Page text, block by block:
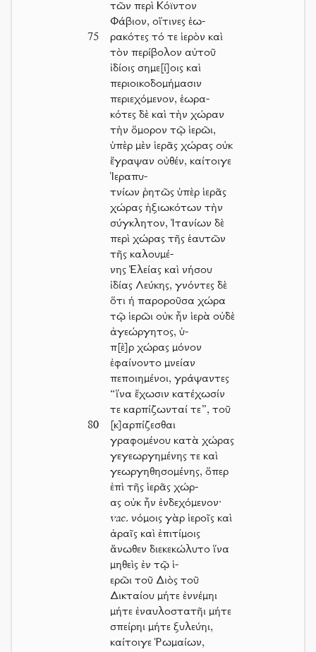
τῶν περὶ Κόϊντον
Φάβιον, οἵτινες ἑω-
75
ρακότες τό τε ἱερὸν καὶ
τὸν περίβολον αὐτοῦ
ἰδίοις σημε[ί]οις καὶ
περιοικοδομήμασιν
περιεχόμενον, ἑωρα-
κότες δὲ καὶ τὴν χώραν
τὴν ὅμορον τῷ ἱερῶι,
ὑπὲρ μὲν ἱερᾶς χώρας οὐκ
ἔγραψαν οὐθέν, καίτοιγε
Ἱεραπυ-
τνίων ῥητῶς ὑπὲρ ἱερᾶς
χώρας ἠξιωκότων τὴν
σύγκλητον, Ἰτανίων δὲ
περὶ χώρας τῆς ἑαυτῶν
τῆς καλουμέ-
νης Ἑλείας καὶ νήσου
ἰδίας Λεύκης, γνόντες δὲ
ὅτι ἡ παροροῦσα χώρα
τῷ ἱερῶι οὐκ ἦν ἱερὰ οὐδὲ
ἀγεώργητος, ὑ-
π[ὲ]ρ χώρας μόνον
ἐφαίνοντο μνείαν
πεποιημένοι, γράψαντες
“ἵνα ἔχωσιν κατέχωσίν
τε καρπίζωνταί τε”, τοῦ
80
[κ]αρπίζεσθαι
γραφομένου κατὰ χώρας
γεγεωργημένης τε καὶ
γεωργηθησομένης, ὅπερ
ἐπὶ τῆς ἱερᾶς χώρ-
ας οὐκ ἦν ἐνδεχόμενον·
vac. νόμοις γὰρ ἱεροῖς καὶ
ἀραῖς καὶ ἐπιτίμοις
ἄνωθεν διεκεκώλυτο ἵνα
μηθεὶς ἐν τῷ ἱ-
ερῶι τοῦ Διὸς τοῦ
Δικταίου μήτε ἐννέμηι
μήτε ἐναυλοστατῆι μήτε
σπείρηι μήτε ξυλεύηι,
καίτοιγε Ῥωμαίων,